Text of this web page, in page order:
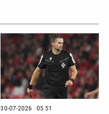
30-07-2026 · 05:51